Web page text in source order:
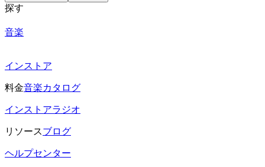
探す
音楽
インストア
料金音楽カタログ
インストアラジオ
リソースブログ
ヘルプセンター